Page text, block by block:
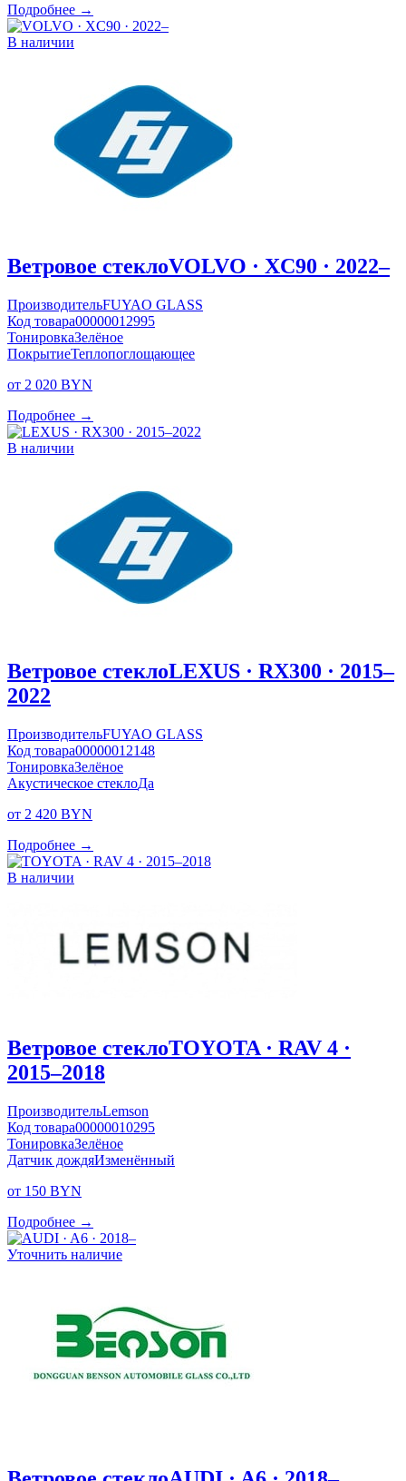
Подробнее →
В наличии
Ветровое стеклоVOLVO · XC90 · 2022–
ПроизводительFUYAO GLASS
Код товара00000012995
ТонировкаЗелёное
ПокрытиеТеплопоглощающее
от 2 020 BYN
Подробнее →
В наличии
Ветровое стеклоLEXUS · RX300 · 2015–
2022
ПроизводительFUYAO GLASS
Код товара00000012148
ТонировкаЗелёное
Акустическое стеклоДа
от 2 420 BYN
Подробнее →
В наличии
Ветровое стеклоTOYOTA · RAV 4 ·
2015–2018
ПроизводительLemson
Код товара00000010295
ТонировкаЗелёное
Датчик дождяИзменённый
от 150 BYN
Подробнее →
Уточнить наличие